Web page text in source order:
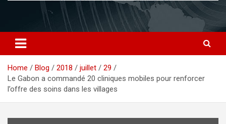
Home Blog 2018 juillet
29
Le Gabon a commandé 20 cliniques mobiles pour renforcer
l’offre des soins dans les villages